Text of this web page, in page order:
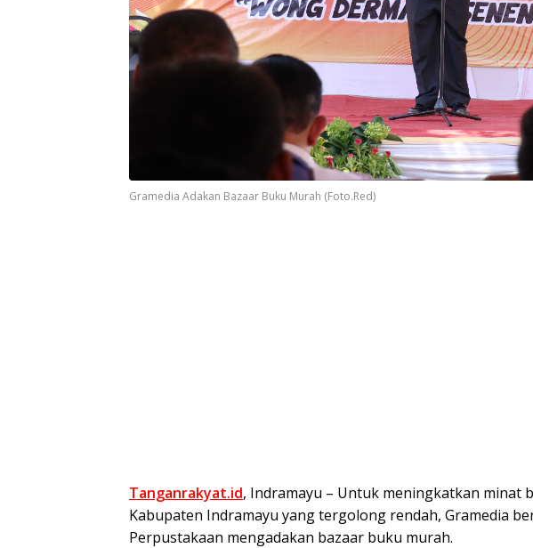
Gramedia Adakan Bazaar Buku Murah (Foto.Red)
Tanganrakyat.id, Indramayu – Untuk meningkatkan minat
Kabupaten Indramayu yang tergolong rendah, Gramedia
Perpustakaan mengadakan bazaar buku murah.